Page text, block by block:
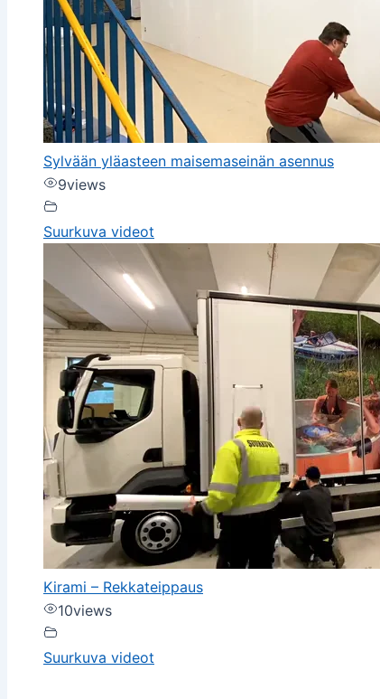
Sylvään yläasteen maisemaseinän asennus
9views
Suurkuva videot
Kirami – Rekkateippaus
10views
Suurkuva videot